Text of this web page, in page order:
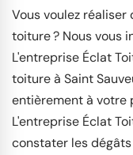
Vous voulez
toiture ? Nous vous
L'entreprise Éclat
toiture à Saint
entièrement à votre
L'entreprise Éclat
constater les